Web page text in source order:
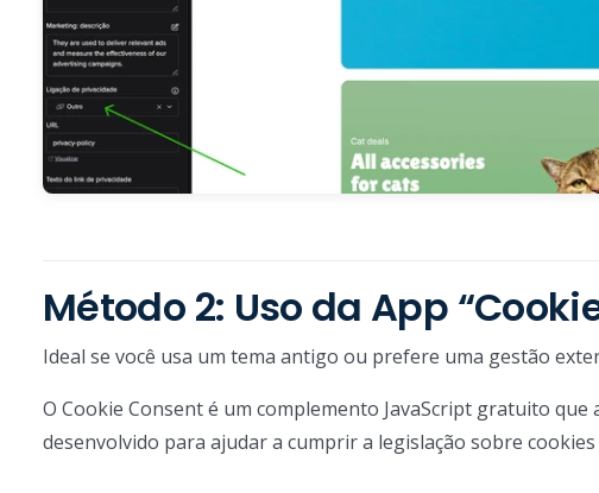
Método 2: Uso da App
Ideal se você usa um tema antigo ou prefere uma gestão
O Cookie Consent é um complemento JavaScript gratuito
desenvolvido para ajudar a cumprir a legislação sobre